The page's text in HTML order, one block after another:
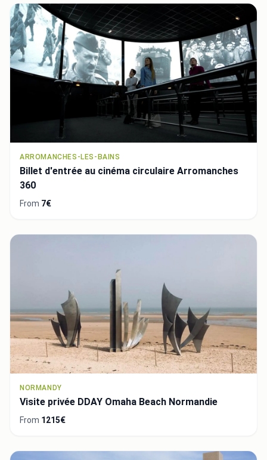
ARROMANCHES-LES-BAINS
Billet d'entrée au cinéma circulaire Arromanches
360
From 7€
NORMANDY
Visite privée DDAY Omaha Beach Normandie
From 1215€